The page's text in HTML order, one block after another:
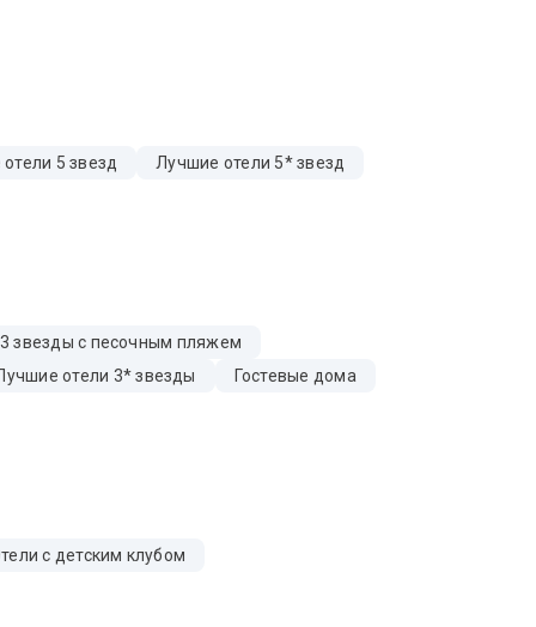
5 звезд
Лучшие отели 5* звезд
звезды с песочным пляжем
отели 3* звезды
Гостевые дома
с детским клубом